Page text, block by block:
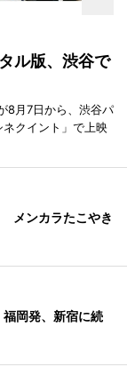
ル版、渋谷で
8月7日から、渋谷パ
クイント」で上映
メンカラたこやき
岡発、新宿に続